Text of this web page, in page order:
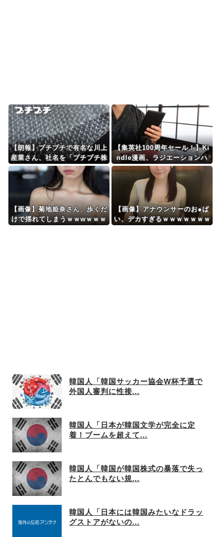
Powered by livedoor 相互RSS
【朗報】プチプチで有名な川上
産業さん、社名を「プチプチ株
式会社」に変更ｗｗｗｗｗｗｗ
ｗｗｗ
【集英社100周年セール！】Ki
ndle漫画、ラジエーションハ
ウス、NANA、逃げ上手の若
君、アオのハコ、終わりのセラ
フ、ワンパンマン、ワールドト
リガー、左利きのエレンなど！
【画像】菊地姫奈さん、歩くだ
けで揺れてしまうｗｗwｗｗｗ
【画像】アナウンサーのお●ぱ
い、デカすぎるｗｗｗｗｗｗｗ
韓国人「韓国サッカー協会W杯予選で
外国人審判に性接...
韓国人「日本が韓国文学が完全に定
着！ブームを超えて...
韓国人「韓国が韓国株式の暴落で失っ
たとんでもない規...
韓国人「日本には韓国みたいなドラッ
グストアがないの...